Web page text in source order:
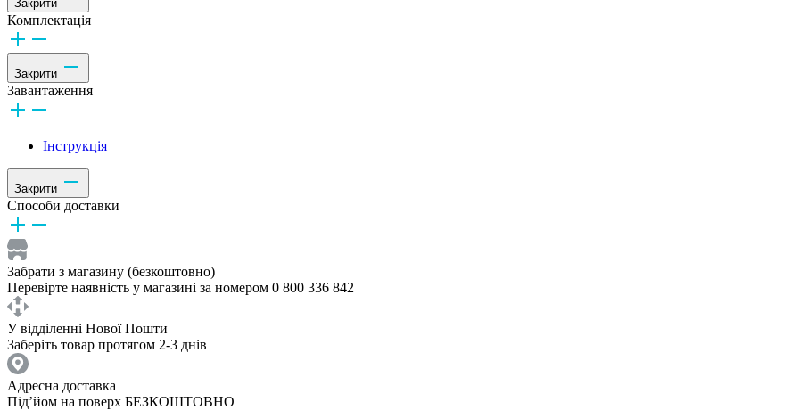
Закрити
Комплектація
Закрити
Завантаження
Інструкція
Закрити
Способи доставки
Забрати з магазину (безкоштовно)
Перевірте наявність у магазині за номером 0 800 336 842
У відділенні Нової Пошти
Заберіть товар протягом 2-3 днів
Адресна доставка
Під’йом на поверх БЕЗКОШТОВНО